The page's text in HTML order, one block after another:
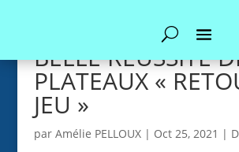
BELLE REUSSITE
PLATEAUX «
JEU »
par Amélie PELLOUX| Oct 25, 2021 |